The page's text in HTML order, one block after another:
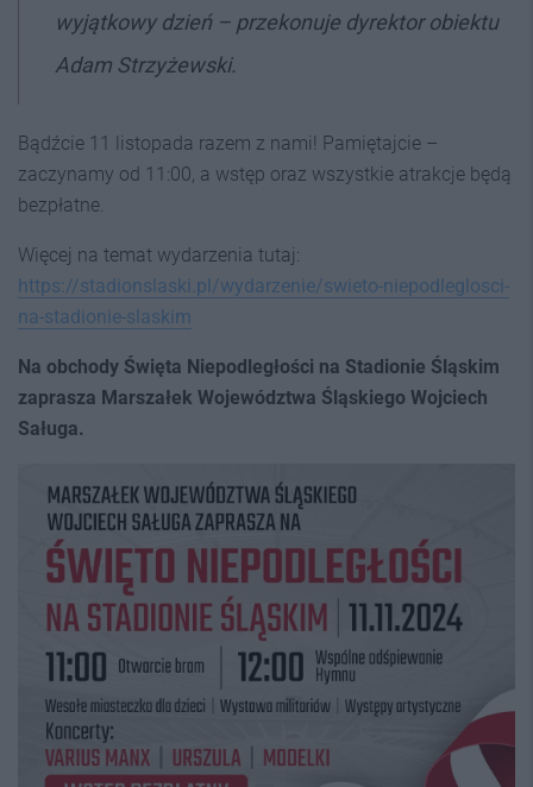
wyjątkowy dzień – przekonuje dyrektor obiektu
Adam Strzyżewski.
Bądźcie 11 listopada razem z nami! Pamiętajcie –
zaczynamy od 11:00, a wstęp oraz wszystkie atrakcje będą
bezpłatne.
Więcej na temat wydarzenia tutaj:
https://stadionslaski.pl/wydarzenie/swieto-niepodleglosci-
na-stadionie-slaskim
Na obchody Święta Niepodległości na Stadionie Śląskim
zaprasza Marszałek Województwa Śląskiego Wojciech
Saługa.